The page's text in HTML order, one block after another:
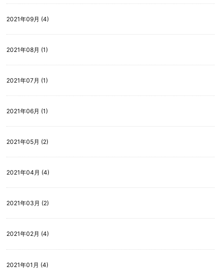
2021年09月 (4)
2021年08月 (1)
2021年07月 (1)
2021年06月 (1)
2021年05月 (2)
2021年04月 (4)
2021年03月 (2)
2021年02月 (4)
2021年01月 (4)